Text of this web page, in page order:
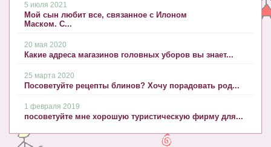
5 июля 2021
Мой сын любит все, связанное с Илоном
Маском. С...
20 мая 2020
Какие адреса магазинов головных уборов вы знает...
25 марта 2020
Посоветуйте рецепты блинов? Хочу порадовать род...
1 февраля 2019
посоветуйте мне хорошую туристическую фирму для...